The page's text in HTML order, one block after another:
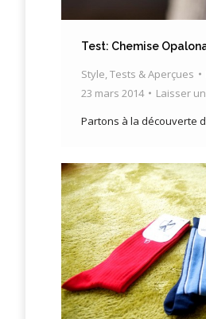
Test: Chemise
Style Tests & Aperçues
23 mars 2014
Laisser
Partons à la découverte